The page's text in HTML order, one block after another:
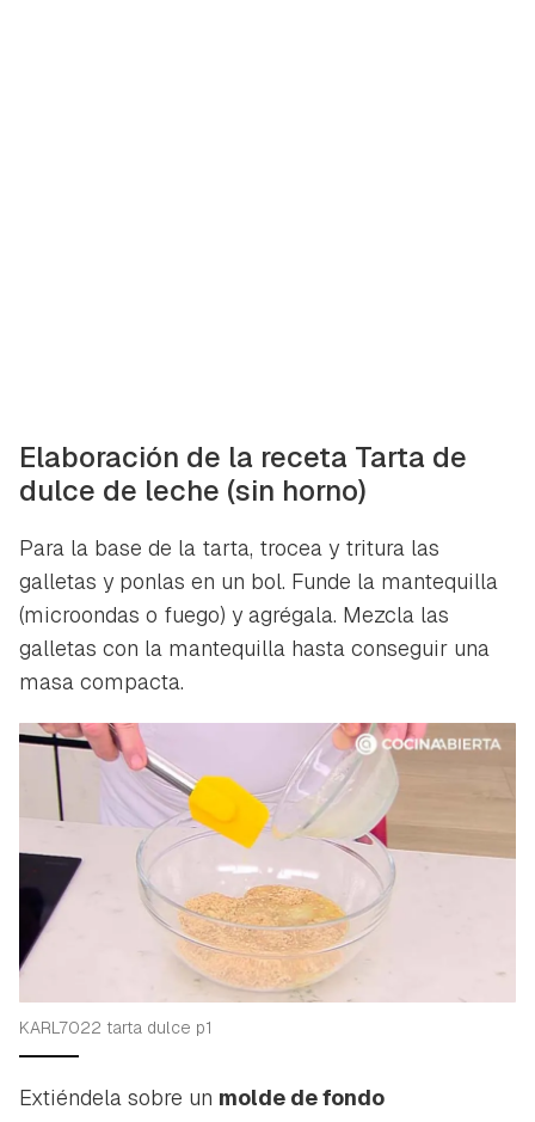
Guardar como favorito
Para poder guardar como favorito, primero has de
iniciar sesión con tu cuenta de Hogarmanía.
Elaboración de la receta Tarta de
dulce de leche (sin horno)
Para la base de la tarta, trocea y tritura las
galletas y ponlas en un bol. Funde la mantequilla
(microondas o fuego) y agrégala. Mezcla las
galletas con la mantequilla hasta conseguir una
masa compacta.
KARL7022 tarta dulce p1
Extiéndela sobre un molde de fondo
Contenido enviado
Gracias por suscribirte a nuestro boletín.